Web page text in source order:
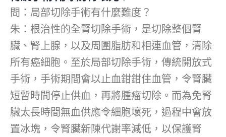
問：局部切除手術有什麼難度？
朱：根治性的全腎切除手術，是切除整個腎
臟、腎上腺，以及周圍脂肪和相連血管，清除
所有癌細胞。至於局部切除手術，傳統開放式
手術，手術期間會以止血鉗鉗住血管，令腎臟
短暫時間停止供血，再將腫瘤切除。而為免腎
臟太長時間無血供應令細胞壞死，過程中會放
置冰塊，令腎臟新陳代謝率減低，以保護腎